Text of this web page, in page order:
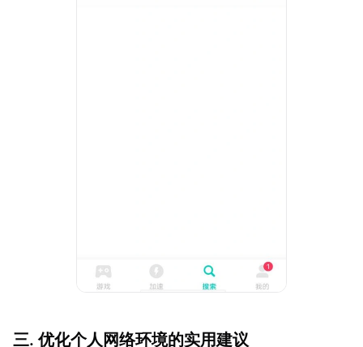
三. 优化个人网络环境的实用建议